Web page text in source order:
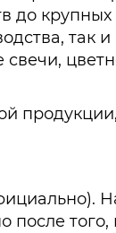
до
так